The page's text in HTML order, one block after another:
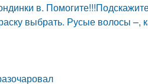
в.
выбрать. Русые волосы –,